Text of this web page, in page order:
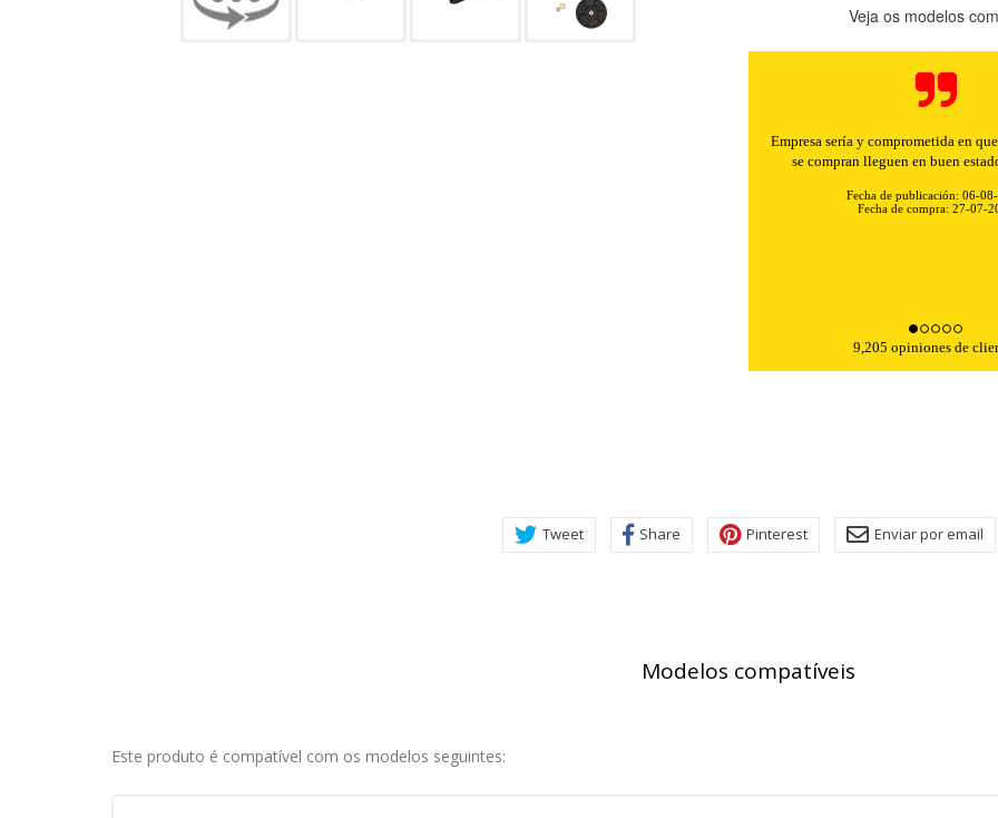
Veja os modelos
Empresa sería y comprometida en
se compran lleguen en buen
Fecha de publicación: 06-
Fecha de compra: 27-07-
9,205 opiniones de
Tweet Share Pinterest Enviar por email
Modelos compatíveis
Este produto é compatível com os modelos seguintes:
Estas cookies son necesarias para que el sitio web funcione y no se pueden desactivar en nuestros
COOKIELEGALFERSAY, VSF904, PHPSESSID, wp-settings-1, wp-settings-time-1, _evCo, _evCoLT
estas cookies es agregada y, por lo tanto, es anónima.